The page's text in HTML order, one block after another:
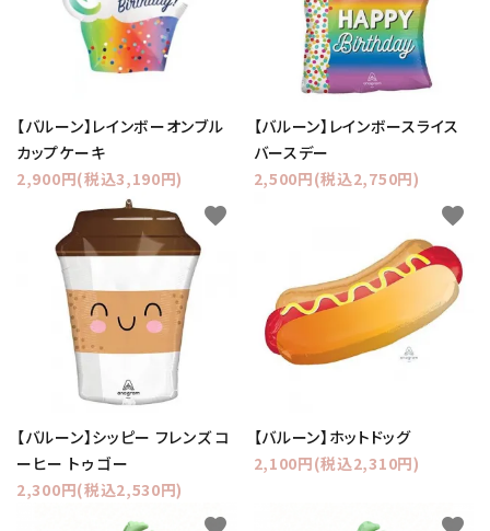
【バルーン】レインボーオンブル
カップケーキ
2,900円(税込3,190円)
【バルーン】レインボースライス
バースデー
2,500円(税込2,750円)
【バルーン】シッピー フレンズ コ
ーヒー トゥ ゴー
2,300円(税込2,530円)
favorite
【バルーン】ホットドッグ
2,100円(税込2,310円)
favorite